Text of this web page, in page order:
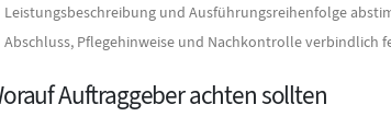
Leistungsbeschreibung und Ausführungsreihenfolge
Abschluss, Pflegehinweise und Nachkontrolle verbindlich
Auftraggeber achten sollten